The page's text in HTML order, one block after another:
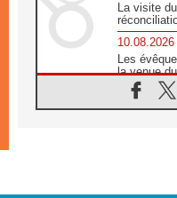
La visite
10.08.2026
Les
la venue
10.08.2026
Création